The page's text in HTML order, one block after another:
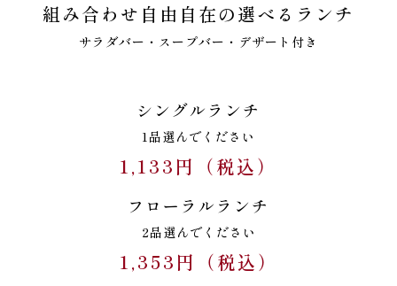
組み合わせ自由自在の選べるランチ
サラダバー・スープバー・デザート付き
シングルランチ
1品選んでください
1,133円（税込）
フローラルランチ
2品選んでください
1,353円（税込）